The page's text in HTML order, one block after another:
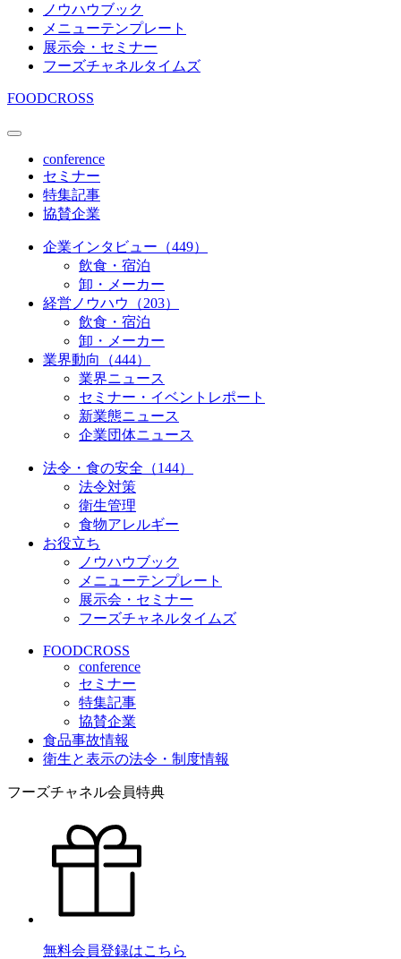
ノウハウブック
メニューテンプレート
展示会・セミナー
フーズチャネルタイムズ
FOODCROSS
conference
セミナー
特集記事
協賛企業
企業インタビュー（449）
飲食・宿泊
卸・メーカー
経営ノウハウ（203）
飲食・宿泊
卸・メーカー
業界動向（444）
業界ニュース
セミナー・イベントレポート
新業態ニュース
企業団体ニュース
法令・食の安全（144）
法令対策
衛生管理
食物アレルギー
お役立ち
ノウハウブック
メニューテンプレート
展示会・セミナー
フーズチャネルタイムズ
FOODCROSS
conference
セミナー
特集記事
協賛企業
食品事故情報
衛生と表示の法令・制度情報
フーズチャネル会員特典
無料会員登録はこちら